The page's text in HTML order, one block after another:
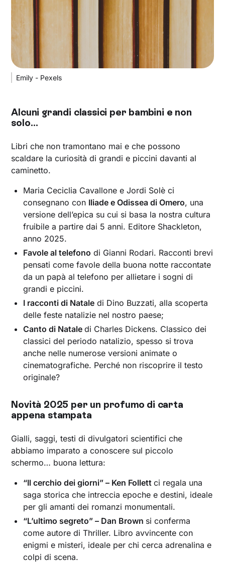
Emily - Pexels
Alcuni grandi classici per bambini e non
solo…
Libri che non tramontano mai e che possono
scaldare la curiosità di grandi e piccini davanti al
caminetto.
Maria Ceciclia Cavallone e Jordi Solè ci
consegnano con Iliade e Odissea di Omero, una
versione dell’epica su cui si basa la nostra cultura
fruibile a partire dai 5 anni. Editore Shackleton,
anno 2025.
Favole al telefono di Gianni Rodari. Racconti brevi
pensati come favole della buona notte raccontate
da un papà al telefono per allietare i sogni di
grandi e piccini.
I racconti di Natale di Dino Buzzati, alla scoperta
delle feste natalizie nel nostro paese;
Canto di Nataledi Charles Dickens. Classico dei
classici del periodo natalizio, spesso si trova
anche nelle numerose versioni animate o
cinematografiche. Perché non riscoprire il testo
originale?
Novità 2025 per un profumo di carta
appena stampata
Gialli, saggi, testi di divulgatori scientifici che
abbiamo imparato a conoscere sul piccolo
schermo… buona lettura:
“Il cerchio dei giorni” – Ken Follettci regala una
saga storica che intreccia epoche e destini, ideale
per gli amanti dei romanzi monumentali.
“L’ultimo segreto” – Dan Brown si conferma
come autore di Thriller. Libro avvincente con
enigmi e misteri, ideale per chi cerca adrenalina e
colpi di scena.